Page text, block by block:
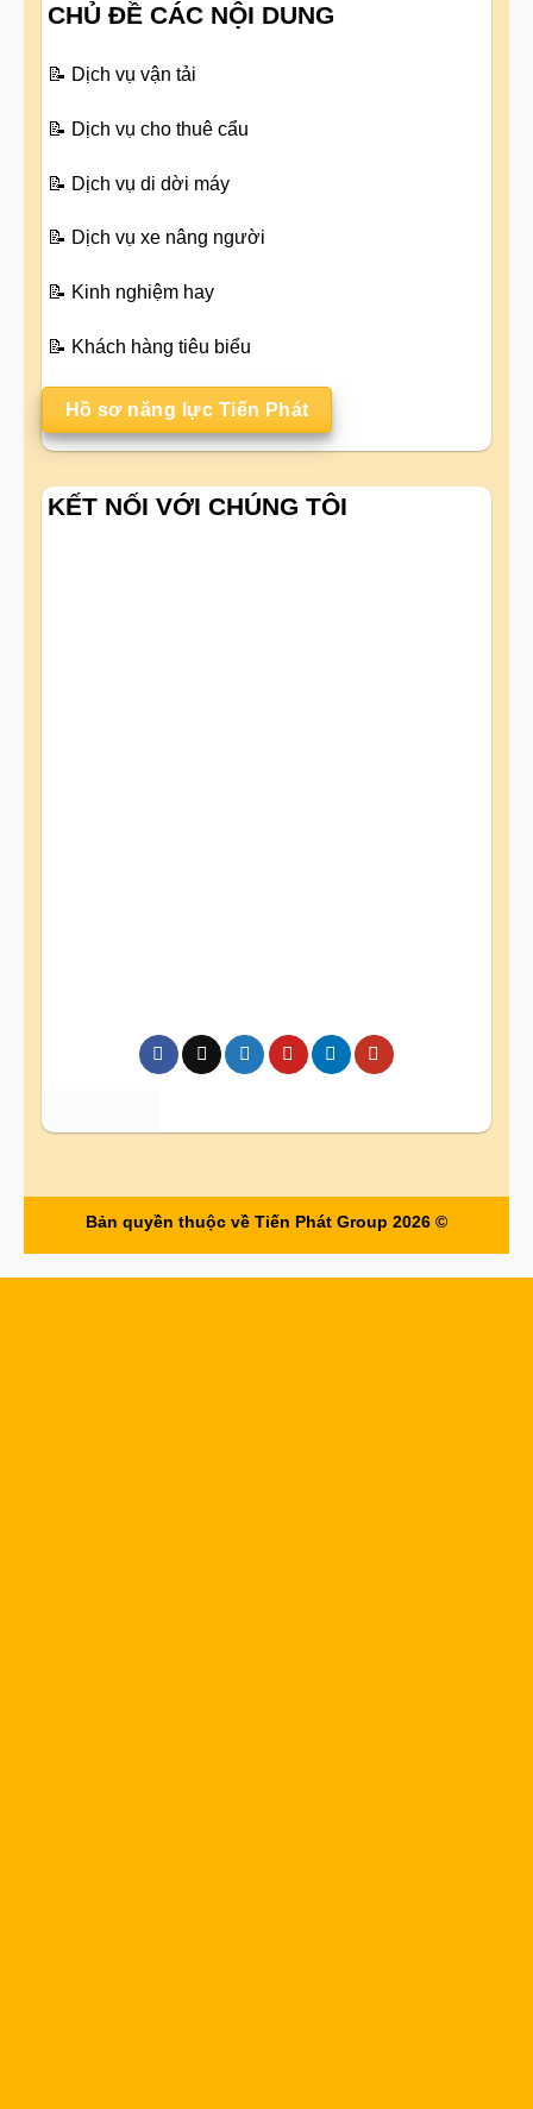
CHỦ ĐỀ CÁC NỘI DUNG
📝 Dịch vụ vận tải
📝 Dịch vụ cho thuê cẩu
📝 Dịch vụ di dời máy
📝 Dịch vụ xe nâng người
📝 Kinh nghiệm hay
📝 Khách hàng tiêu biểu
Hồ sơ năng lực Tiến Phát
KẾT NỐI VỚI CHÚNG TÔI
Bản quyền thuộc về Tiến Phát Group 2026 ©